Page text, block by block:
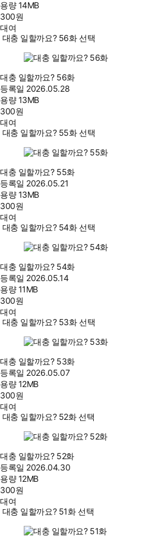
용량14MB
300원
대여
대충 일할까요? 56화 선택
대충 일할까요? 56화
등록일 2026.05.28
용량13MB
300원
대여
대충 일할까요? 55화 선택
대충 일할까요? 55화
등록일 2026.05.21
용량13MB
300원
대여
대충 일할까요? 54화 선택
대충 일할까요? 54화
등록일 2026.05.14
용량11MB
300원
대여
대충 일할까요? 53화 선택
대충 일할까요? 53화
등록일 2026.05.07
용량12MB
300원
대여
대충 일할까요? 52화 선택
대충 일할까요? 52화
등록일 2026.04.30
용량12MB
300원
대여
대충 일할까요? 51화 선택